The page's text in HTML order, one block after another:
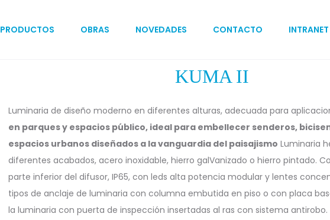
PRODUCTOS OBRAS NOVEDADES CONTACTO INTRANET
KUMA II
Luminaria de diseño moderno en diferentes alturas, adecuada para
en parques y espacios público, ideal para embellecer senderos,
espacios urbanos diseñados a la vanguardia del paisajismo Luminaria
diferentes acabados, acero inoxidable, hierro galVanizado o hierro pintado.
parte inferior del difusor, IP65, con leds alta potencia modular y lentes
tipos de anclaje de luminaria con columna embutida en piso o con placa
la luminaria con puerta de inspección insertadas al ras con sistema antirobo.